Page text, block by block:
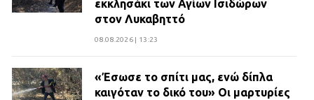
εκκλησάκι των Αγίων Ισιδώρων
στον Λυκαβηττό
08.08.2026 | 13:23
«Έσωσε το σπίτι μας, ενώ δίπλα
καιγόταν το δικό του» Οι μαρτυρίες